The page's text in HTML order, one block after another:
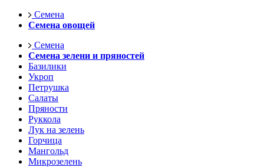
Семена
Семена овощей
Семена
Семена зелени и пряностей
Базилики
Укроп
Петрушка
Салаты
Пряности
Руккола
Лук на зелень
Горчица
Мангольд
Микрозелень